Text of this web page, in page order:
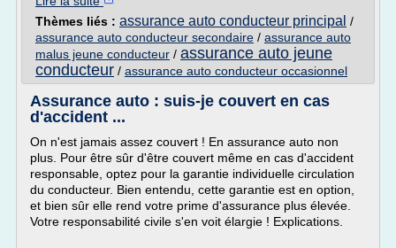
Thèmes liés : assurance auto conducteur principal /
assurance auto conducteur secondaire / assurance auto
malus jeune conducteur / assurance auto jeune
conducteur / assurance auto conducteur occasionnel
Assurance auto : suis-je couvert en cas
d'accident ...
On n'est jamais assez couvert ! En assurance auto non
plus. Pour être sûr d'être couvert même en cas d'accident
responsable, optez pour la garantie individuelle circulation
du conducteur. Bien entendu, cette garantie est en option,
et bien sûr elle rend votre prime d'assurance plus élevée.
Votre responsabilité civile s'en voit élargie ! Explications.